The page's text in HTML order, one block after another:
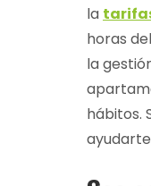
la
horas
la
hábitos.